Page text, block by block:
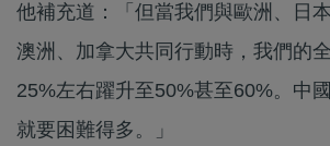
他補充道：「但當我們與歐洲、日
澳洲、加拿大共同行動時，我們的
25%左右躍升至50%甚至60%。中
就要困難得多。」